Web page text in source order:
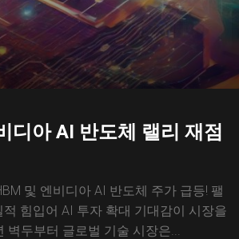
디아 AI 반도체 랠리 재점
및 엔비디아 AI 반도체 주가 급등! 팰
적 힘입어 AI 투자 확대 기대감이 시장을
벽두부터 글로벌 기술 시장은...